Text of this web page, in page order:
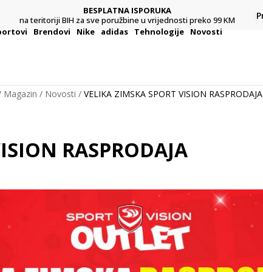
BESPLATNA ISPORUKA
na teritoriji BIH za sve poružbine u vrijednosti preko 99 KM
Brendovi Nike adidas Tehnologije Novosti
Magazin Novosti VELIKA ZIMSKA SPORT VISION RASPRODAJA
RASPRODAJA